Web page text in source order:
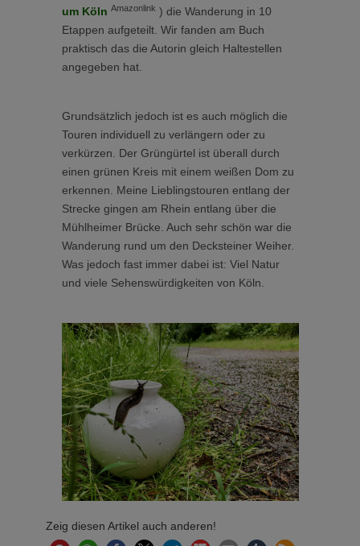
um Köln Amazonlink ) die Wanderung in 10
Etappen aufgeteilt. Wir fanden am Buch
praktisch das die Autorin gleich Haltestellen
angegeben hat.
Grundsätzlich jedoch ist es auch möglich die
Touren individuell zu verlängern oder zu
verkürzen. Der Grüngürtel ist überall durch
einen grünen Kreis mit einem weißen Dom zu
erkennen. Meine Lieblingstouren entlang der
Strecke gingen am Rhein entlang über die
Mühlheimer Brücke. Auch sehr schön war die
Wanderung rund um den Decksteiner Weiher.
Was jedoch fast immer dabei ist: Viel Natur
und viele Sehenswürdigkeiten von Köln.
Zeig diesen Artikel auch anderen!